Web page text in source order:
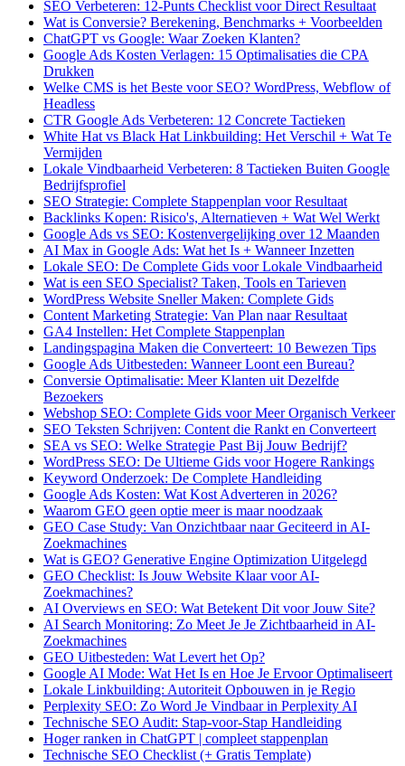
SEO Verbeteren: 12-Punts Checklist voor Direct Resultaat
Wat is Conversie? Berekening, Benchmarks + Voorbeelden
ChatGPT vs Google: Waar Zoeken Klanten?
Google Ads Kosten Verlagen: 15 Optimalisaties die CPA
Drukken
Welke CMS is het Beste voor SEO? WordPress, Webflow of
Headless
CTR Google Ads Verbeteren: 12 Concrete Tactieken
White Hat vs Black Hat Linkbuilding: Het Verschil + Wat Te
Vermijden
Lokale Vindbaarheid Verbeteren: 8 Tactieken Buiten Google
Bedrijfsprofiel
SEO Strategie: Complete Stappenplan voor Resultaat
Backlinks Kopen: Risico's, Alternatieven + Wat Wel Werkt
Google Ads vs SEO: Kostenvergelijking over 12 Maanden
AI Max in Google Ads: Wat het Is + Wanneer Inzetten
Lokale SEO: De Complete Gids voor Lokale Vindbaarheid
Wat is een SEO Specialist? Taken, Tools en Tarieven
WordPress Website Sneller Maken: Complete Gids
Content Marketing Strategie: Van Plan naar Resultaat
GA4 Instellen: Het Complete Stappenplan
Landingspagina Maken die Converteert: 10 Bewezen Tips
Google Ads Uitbesteden: Wanneer Loont een Bureau?
Conversie Optimalisatie: Meer Klanten uit Dezelfde
Bezoekers
Webshop SEO: Complete Gids voor Meer Organisch Verkeer
SEO Teksten Schrijven: Content die Rankt en Converteert
SEA vs SEO: Welke Strategie Past Bij Jouw Bedrijf?
WordPress SEO: De Ultieme Gids voor Hogere Rankings
Keyword Onderzoek: De Complete Handleiding
Google Ads Kosten: Wat Kost Adverteren in 2026?
Waarom GEO geen optie meer is maar noodzaak
GEO Case Study: Van Onzichtbaar naar Geciteerd in AI-
Zoekmachines
Wat is GEO? Generative Engine Optimization Uitgelegd
GEO Checklist: Is Jouw Website Klaar voor AI-
Zoekmachines?
AI Overviews en SEO: Wat Betekent Dit voor Jouw Site?
AI Search Monitoring: Zo Meet Je Je Zichtbaarheid in AI-
Zoekmachines
GEO Uitbesteden: Wat Levert het Op?
Google AI Mode: Wat Het Is en Hoe Je Ervoor Optimaliseert
Lokale Linkbuilding: Autoriteit Opbouwen in je Regio
Perplexity SEO: Zo Word Je Vindbaar in Perplexity AI
Technische SEO Audit: Stap-voor-Stap Handleiding
Hoger ranken in ChatGPT | compleet stappenplan
Technische SEO Checklist (+ Gratis Template)